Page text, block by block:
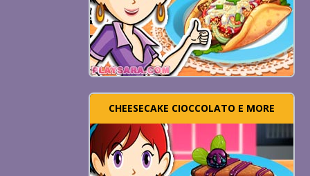
CHEESECAKE CIOCCOLATO E MORE